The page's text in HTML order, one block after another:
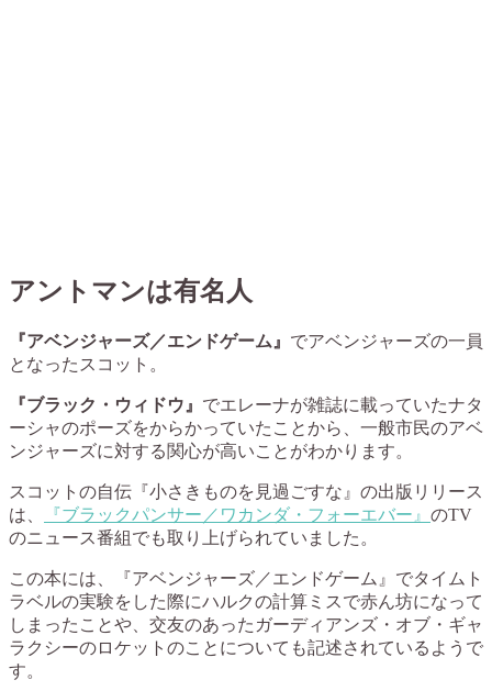
アントマンは有名人
『アベンジャーズ／エンドゲーム』 でアベンジャーズの一員
となったスコット。
『ブラック・ウィドウ』 でエレーナが雑誌に載っていたナタ
ーシャのポーズをからかっていたことから、一般市民のアベ
ンジャーズに対する関心が高いことがわかります。
スコットの自伝『小さきものを見過ごすな』の出版リリース
は、
『ブラックパンサー／ワカンダ・フォーエバー』 のTV
のニュース番組でも取り上げられていました。
この本には、『アベンジャーズ／エンドゲーム』でタイムト
ラベルの実験をした際にハルクの計算ミスで赤ん坊になって
しまったことや、交友のあったガーディアンズ・オブ・ギャ
ラクシーのロケットのことについても記述されているようで
す。